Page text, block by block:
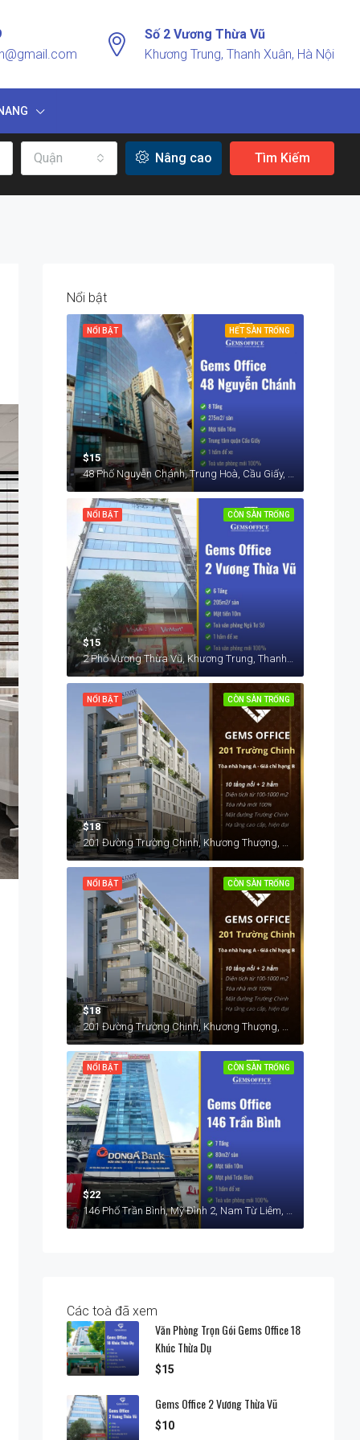
Số 2 Vương Thừa Vũ
Khương Trung, Thanh Xuân, Hà Nội
Quận Nâng cao Tìm Kiếm
Nổi bật
HẾT SÀN TRỐNG
NỔI BẬT
$15
48 Phố Nguyễn Chánh, Trung Hoà, Cầu Giấy, Hà Nội, Việt Nam
CÒN SÀN TRỐNG
NỔI BẬT
$15
CÒN SÀN TRỐNG
NỔI BẬT
$18
CÒN SÀN TRỐNG
NỔI BẬT
$18
201 Đường Trường Chinh, Khương Thượng, Đống Đa, Hà Nội, Việt Nam
CÒN SÀN TRỐNG
NỔI BẬT
$22
146 Phố Trần Bình, Mỹ Đình 2, Nam Từ Liêm, Hà Nội
Các toà đã xem
Văn Phòng Trọn Gói Gems Office 18
Khúc Thừa Dụ
$15
Gems Office 2 Vương Thừa Vũ
$10